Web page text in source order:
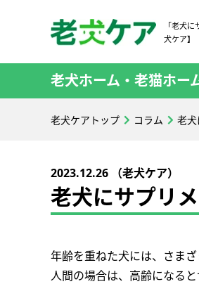
「老犬
犬ケア】
老犬ホーム・老猫ホー
老犬ケアトップ コラム 老
2023.12.26 （老犬ケア）
老犬にサプリ
年齢を重ねた犬には、さま
人間の場合は、高齢になる